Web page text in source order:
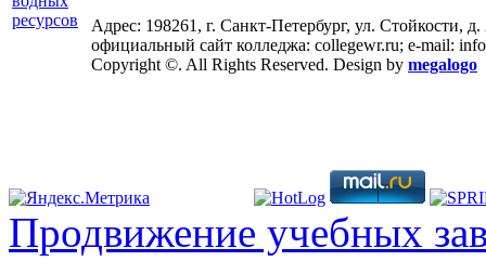
Адрес: 198261, г. Санкт-Петербург, ул. Стойкости,
официальный сайт колледжа: collegewr.ru; e-mail:
Copyright ©. All Rights Reserved. Design by megalogo
Продвижение учебных